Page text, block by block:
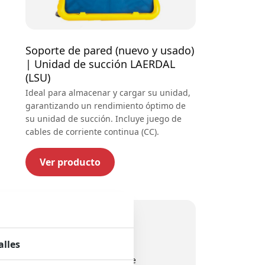
Soporte de pared (nuevo y usado)
| Unidad de succión LAERDAL
(LSU)
Ideal para almacenar y cargar su unidad,
garantizando un rendimiento óptimo de
su unidad de succión. Incluye juego de
cables de corriente continua (CC).
Ver producto
Más de 30 años de